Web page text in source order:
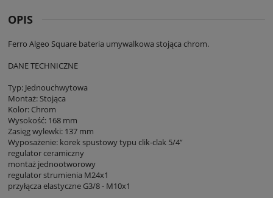
OPIS
Ferro Algeo Square bateria umywalkowa stojąca chrom.
DANE TECHNICZNE
Typ: Jednouchwytowa
Montaż: Stojąca
Kolor: Chrom
Wysokość: 168 mm
Zasięg wylewki: 137 mm
Wyposażenie: korek spustowy typu clik-clak 5/4”
regulator ceramiczny
montaż jednootworowy
regulator strumienia M24x1
przyłącza elastyczne G3/8 - M10x1